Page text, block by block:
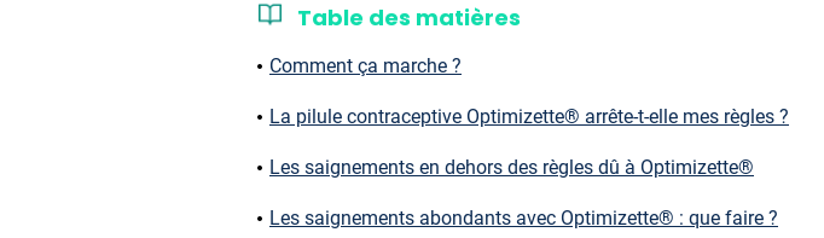
Table des matières
Comment ça marche ?
La pilule contraceptive Optimizette® arrête-t-elle mes règles ?
Les saignements en dehors des règles dû à Optimizette®
Les saignements abondants avec Optimizette® : que faire ?